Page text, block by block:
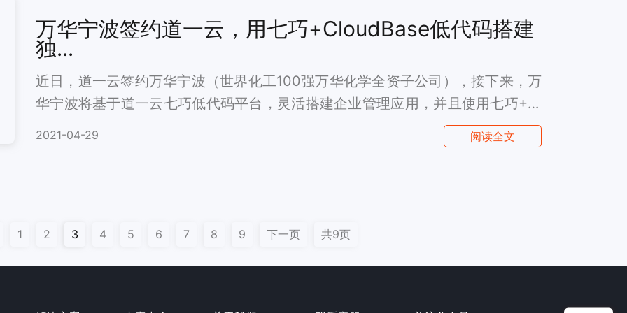
万华宁波签约道一云，用七巧+CloudBase低代码搭建
独...
近日，道一云签约万华宁波（世界化工100强万华化学全资子公司），接下来，万
华宁波将基于道一云七巧低代码平台，灵活搭建企业管理应用，并且使用七巧+Cl
oudBase模式低代码搭建独享环境，以确保可以无限使用自动提醒和自动任务的数
2021-04-29 阅读全文
1 2 3 4 5 6 7 8 9 下一页 共9页